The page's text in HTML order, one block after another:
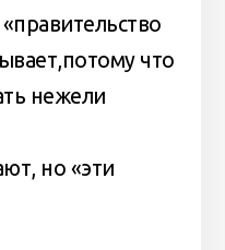
что
нежели
но «эти